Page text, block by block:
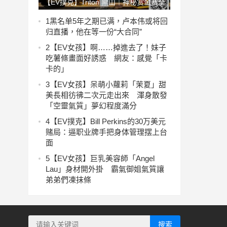
【EV撲克】Triton 黑山｜神秘赏金赛全
场高能 Jesse Lonis混战中夺冠
1黑名单5年之期已满，卢本伟或将回
归直播，他在等一份“大合同”
2 【EV女孩】啊……掉進去了！妹子
吃薯條畫面好誘惑 網友：感覺「卡
卡的」
3 【EV女孩】呆萌小蘿莉「茉夏」甜
美長相彷彿二次元走出來 渾身散發
「空靈氣質」夢幻程度滿分
4 【EV撲克】Bill Perkins的30万美元
赌局：逼职业牌手把身体管理摆上台
面
5 【EV女孩】巨乳美容師「Angel
Lau」身材開外掛 霸氣御姐氣質讓
弟弟們凍抹條
搜索